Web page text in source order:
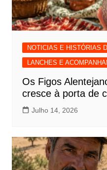
NOTICIAS E HISTÓRIAS
LANCHES E
Os Figos
cresce à porta de
Julho 14, 2026